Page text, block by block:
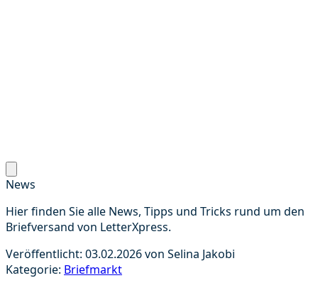
News
Hier finden Sie alle News, Tipps und Tricks rund um den
Briefversand von LetterXpress.
Veröffentlicht: 03.02.2026von Selina Jakobi
Kategorie: Briefmarkt